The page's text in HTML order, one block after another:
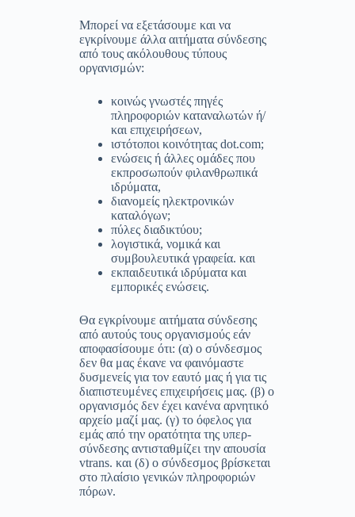
Μπορεί να εξετάσουμε και να
εγκρίνουμε άλλα αιτήματα σύνδεσης
από τους ακόλουθους τύπους
οργανισμών:
κοινώς γνωστές πηγές
πληροφοριών καταναλωτών ή/
και επιχειρήσεων,
ιστότοποι κοινότητας dot.com;
ενώσεις ή άλλες ομάδες που
εκπροσωπούν φιλανθρωπικά
ιδρύματα,
διανομείς ηλεκτρονικών
καταλόγων;
πύλες διαδικτύου;
λογιστικά, νομικά και
συμβουλευτικά γραφεία. και
εκπαιδευτικά ιδρύματα και
εμπορικές ενώσεις.
Θα εγκρίνουμε αιτήματα σύνδεσης
από αυτούς τους οργανισμούς εάν
αποφασίσουμε ότι: (α) ο σύνδεσμος
δεν θα μας έκανε να φαινόμαστε
δυσμενείς για τον εαυτό μας ή για τις
διαπιστευμένες επιχειρήσεις μας. (β) ο
οργανισμός δεν έχει κανένα αρνητικό
αρχείο μαζί μας. (γ) το όφελος για
εμάς από την ορατότητα της υπερ-
σύνδεσης αντισταθμίζει την απουσία
vtrans. και (δ) ο σύνδεσμος βρίσκεται
στο πλαίσιο γενικών πληροφοριών
πόρων.